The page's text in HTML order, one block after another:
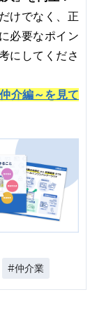
けでなく、正
必要なポイン
にしてくださ
介編～を見て
#仲介業